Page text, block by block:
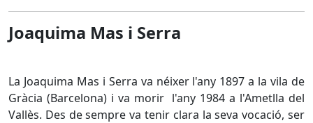
Joaquima Mas i Serra
La Joaquima Mas i Serra va néixer l'any 1897 a la vila de
Gràcia (Barcelona) i va morir l'any 1984 a l'Ametlla del
Vallès. Des de sempre va tenir clara la seva vocació, ser